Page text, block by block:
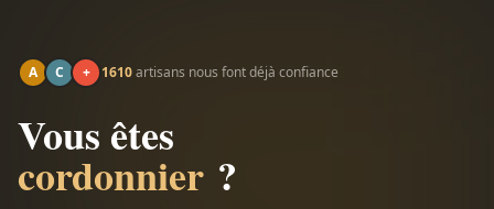
A C + 1610artisans nous font déjà confiance
Vous êtes
cordonnier ?